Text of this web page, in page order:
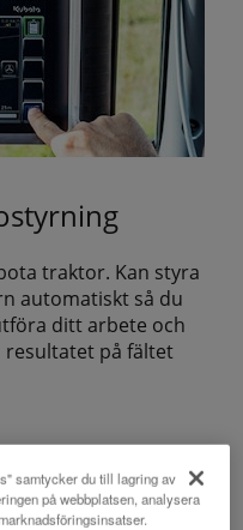
traktor. Kan styra
automatiskt så du
ditt arbete och
resultatet på fältet
samtycker du till lagring av
på webbplatsen, analysera